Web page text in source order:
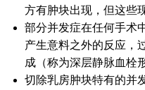
方有肿块出现，但这些
部分并发症在任何手术
产生意料之外的反应，
成（称为深层静脉血栓
切除乳房肿块特有的并